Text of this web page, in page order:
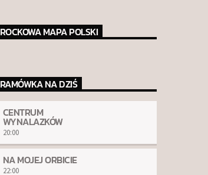
ROCKOWA MAPA POLSKI
RAMÓWKA NA DZIŚ
CENTRUM
WYNALAZKÓW
20:00
NA MOJEJ ORBICIE
22:00